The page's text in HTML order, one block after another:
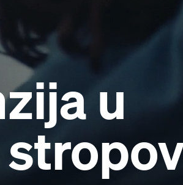
u